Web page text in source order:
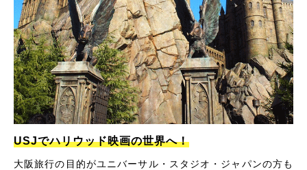
USJでハリウッド映画の世界へ！
大阪旅行の目的がユニバーサル・スタジオ・ジャパンの方も